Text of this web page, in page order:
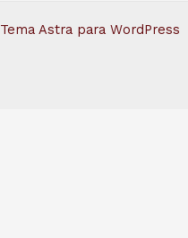
Tema Astra para WordPress